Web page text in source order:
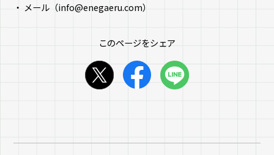
メール（info@enegaeru.com）
このページをシェア